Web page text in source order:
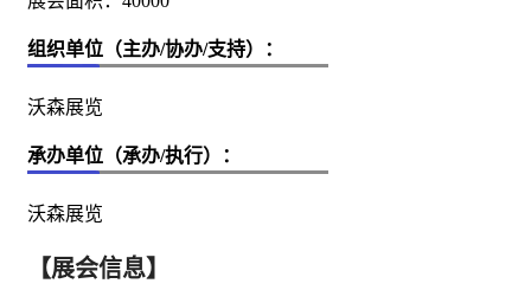
组织单位（主办/协办/支持）：
沃森展览
承办单位（承办/执行）：
沃森展览
【展会信息】